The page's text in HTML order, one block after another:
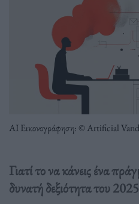
ΑΙ Εικονογράφηση: © Artificial
Γιατί το να κάνεις ένα
δυνατή δεξιότητα του